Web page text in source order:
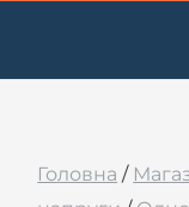
Головна /